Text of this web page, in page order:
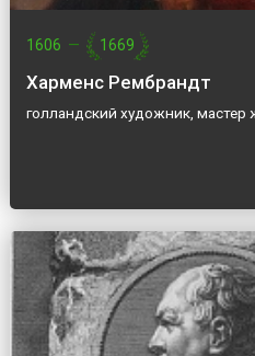
1606 — 1669
Харменс Рембрандт
голландский художник,